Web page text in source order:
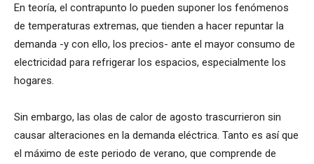
En teoría, el contrapunto lo pueden suponer los fenómenos
de temperaturas extremas, que tienden a hacer repuntar la
demanda -y con ello, los precios- ante el mayor consumo de
electricidad para refrigerar los espacios, especialmente los
hogares.
Sin embargo, las olas de calor de agosto trascurrieron sin
causar alteraciones en la demanda eléctrica. Tanto es así que
el máximo de este periodo de verano, que comprende de